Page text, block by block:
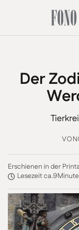
Der
VON
Erschienen in der
Lesezeit ca.9